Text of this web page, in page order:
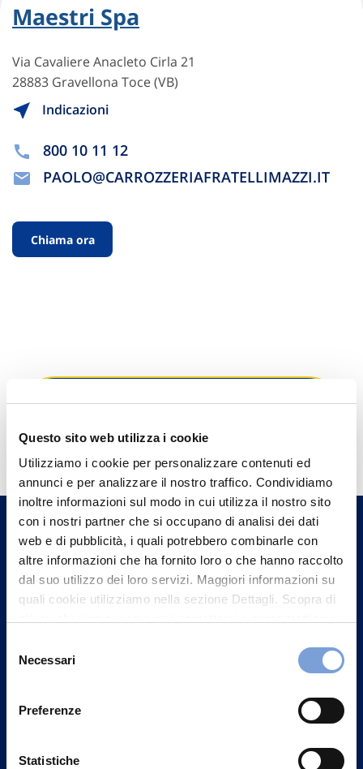
Questo sito web utilizza i cookie
Utilizziamo i cookie per personalizzare contenuti ed
annunci e per analizzare il nostro traffico. Condividiamo
inoltre informazioni sul modo in cui utilizza il nostro sito
con i nostri partner che si occupano di analisi dei dati
web e di pubblicità, i quali potrebbero combinarle con
altre informazioni che ha fornito loro o che hanno raccolto
dal suo utilizzo dei loro servizi. Maggiori informazioni su
quali cookie utilizziamo nella sezione Dettagli. Scopra di
può trovare nel footer del sito nella sezione "Informativa
delNecessari
Preferenze
Statistiche
Maestri Spa
Via Cavaliere Anacleto Cirla 21
28883 Gravellona Toce (VB)
Indicazioni
800 10 11 12
PAOLO@CARROZZERIAFRATELLIMAZZI.IT
Chiama ora
Hai bisogno di
informazioni?
Trova l'Agenzia più vicina a te e parla con
un nostro Agente.
Contattaci